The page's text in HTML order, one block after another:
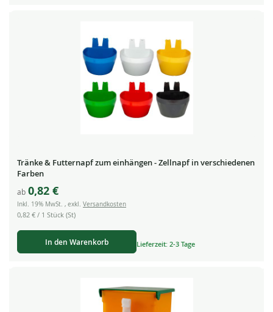
Tränke & Futternapf zum einhängen - Zellnapf in verschiedenen
Farben
ab 0,82 €
Inkl. 19% MwSt. , exkl. Versandkosten
0,82 € / 1 Stück (St)
In den Warenkorb Lieferzeit: 2-3 Tage